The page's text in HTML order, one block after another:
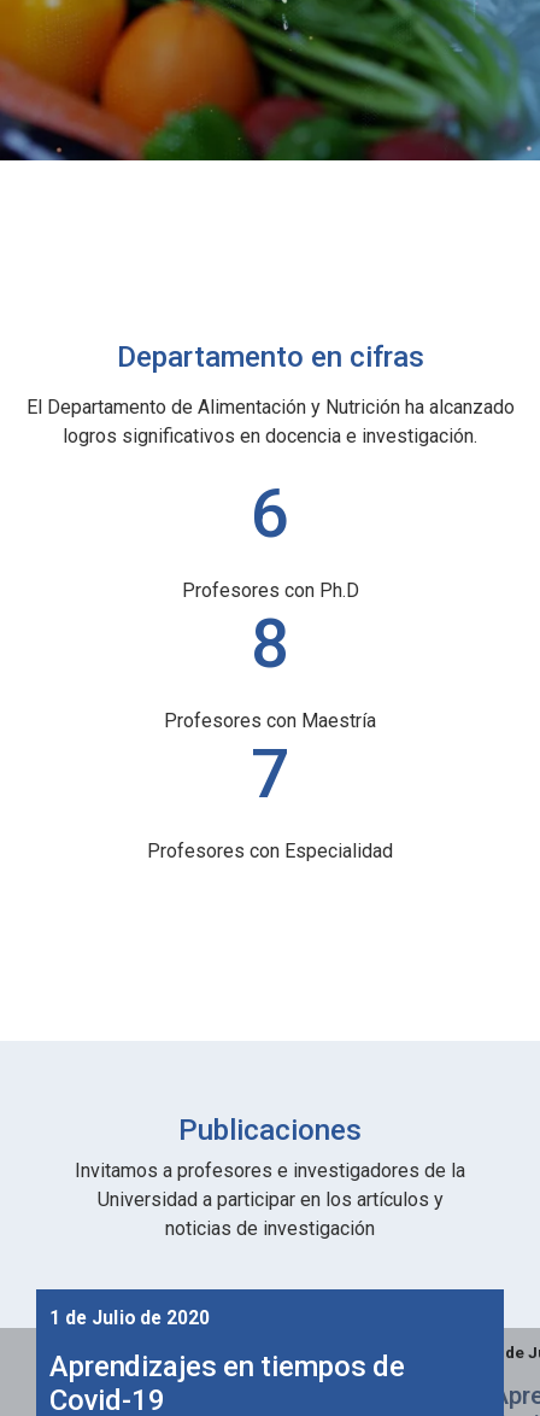
Departamento en cifras
El Departamento de Alimentación y Nutrición ha alcanzado
logros significativos en docencia e investigación.
6
Profesores con Ph.D
8
Profesores con Maestría
7
Profesores con Especialidad
Publicaciones
Invitamos a profesores e investigadores de la
Universidad a participar en los artículos y
noticias de investigación
1 de Julio de 2020
Aprendizajes en tiempos de
Covid-19
1 de